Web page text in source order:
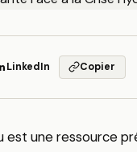
LinkedIn Copier
est une ressource